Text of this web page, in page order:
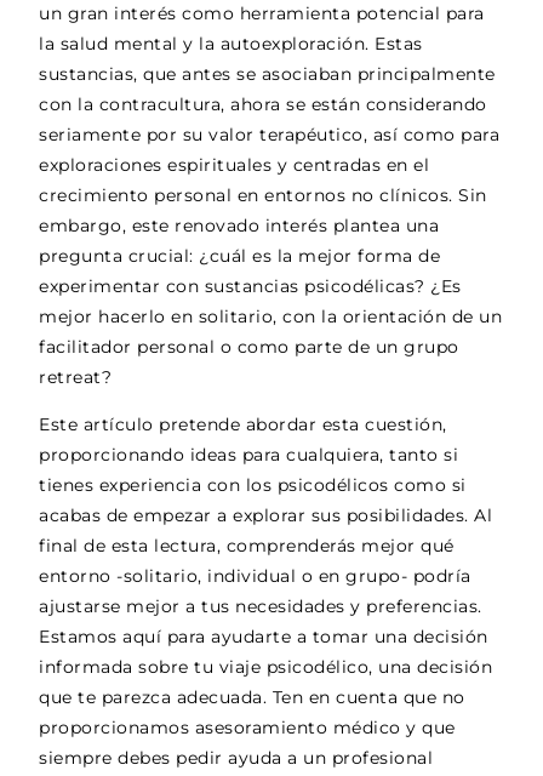
un gran interés como herramienta potencial para
la salud mental y la autoexploración. Estas
sustancias, que antes se asociaban principalmente
con la contracultura, ahora se están considerando
seriamente por su valor terapéutico, así como para
exploraciones espirituales y centradas en el
crecimiento personal en entornos no clínicos. Sin
embargo, este renovado interés plantea una
pregunta crucial: ¿cuál es la mejor forma de
experimentar con sustancias psicodélicas? ¿Es
mejor hacerlo en solitario, con la orientación de un
facilitador personal o como parte de un grupo
retreat?
Este artículo pretende abordar esta cuestión,
proporcionando ideas para cualquiera, tanto si
tienes experiencia con los psicodélicos como si
acabas de empezar a explorar sus posibilidades. Al
final de esta lectura, comprenderás mejor qué
entorno -solitario, individual o en grupo- podría
ajustarse mejor a tus necesidades y preferencias.
Estamos aquí para ayudarte a tomar una decisión
informada sobre tu viaje psicodélico, una decisión
que te parezca adecuada. Ten en cuenta que no
proporcionamos asesoramiento médico y que
siempre debes pedir ayuda a un profesional